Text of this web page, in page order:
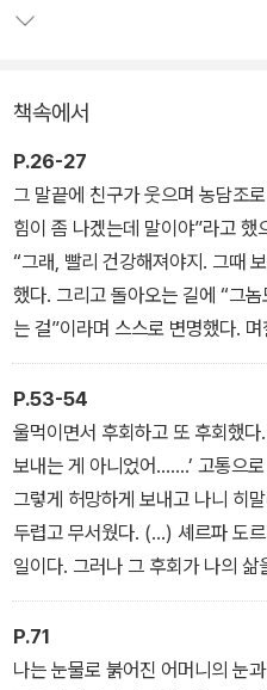
로 넘겼던 일(박경철), 해외 학회
평생 가슴을 치는 후회로 남아 있
로 웃어넘길 일도 있으며, 언젠
의 각기 다른 후회지만 공통점은
열하게 살아왔기에 가슴에 남아
은 인생, 기억하지 못하는 날들엔
내고 있니? 함께 걸어와준 내 인생
책속에서
P.26-27
그 말끝에 친구가 웃으며 농담조
힘이 좀 나겠는데 말이야”라고
“그래, 빨리 건강해져야지. 그때
했다. 그리고 돌아오는 길에 “그
는 걸”이라며 스스로 변명했다.
날 이후 한동안 밖에 나오지 못하
난 놈이 무슨 친구라 할 수 있는가!’
- 보신탕 한 그릇(전무송
P.53-54
울먹이면서 후회하고 또 후회했
보내는 게 아니었어…….’ 고통으
그렇게 허망하게 보내고 나니 히
두렵고 무서웠다. (…) 셰르파 도
일이다. 그러나 그 후회가 나의 삶
- 셰르파 도르지의 죽음(엄홍길
P.71
나는 눈물로 붉어진 어머니의 눈